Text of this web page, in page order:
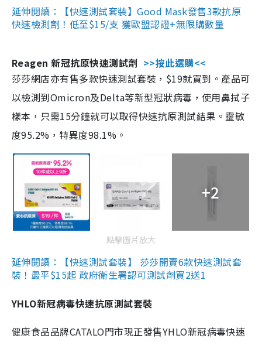
延伸閱讀：【快速測試套裝】Good Mask發售3款抗原
快速檢測劑！低至$15/支 獲歐盟認證+無限購數量
Reagen 新冠抗原快速測試劑 >>按此選購<<
莎莎網店亦有售多款快速測試套裝，$19就買到。產品可
以檢測到Omicron及Delta等新型冠狀病毒，使用鼻拭子
樣本，只需15分鐘就可以取得快速抗原測試結果。靈敏
度95.2%，特異度98.1%。
+2
點擊圖片放大
延伸閱讀：【快速測試套裝】 莎莎開賣6款快速測試套
裝！最平$15起 政府衛生署認可測試劑買2送1
YHLO新冠病毒快速抗原測試套裝
健康食品品牌CATALO門市現正發售YHLO新冠病毒快速